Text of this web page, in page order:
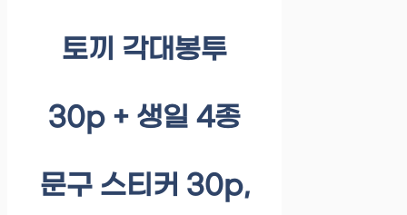
토끼 각대봉투
30p + 생일 4종
문구 스티커 30p,